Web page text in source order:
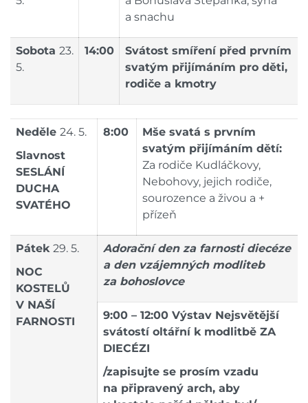
a snachu
Sobota 23.
5.
14:00
Svátost smíření před prvním
svatým přijímáním pro děti,
rodiče a kmotry
Neděle 24. 5.
Slavnost
SESLÁNÍ
DUCHA
SVATÉHO
8:00
Mše svatá s prvním
svatým přijímáním dětí:
Za rodiče Kudláčkovy,
Nebohovy, jejich rodiče,
sourozence a živou a +
přízeň
Pátek 29. 5.
NOC
KOSTELŮ
V NAŠÍ
FARNOSTI
Adorační den za farnosti diecéze
a den vzájemných modliteb
za bohoslovce
9:00 – 12:00 Výstav Nejsvětější
svátostí oltářní k modlitbě ZA
DIECÉZI
/zapisujte se prosím vzadu
na připravený arch, aby